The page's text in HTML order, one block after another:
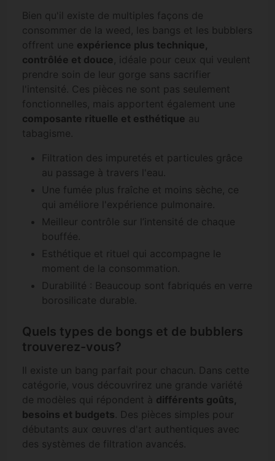
Bien qu'il existe de multiples façons de
consommer de la weed, les bangs et les bubblers
offrent une expérience plus technique,
contrôlée et douce , idéale pour ceux qui veulent
prendre soin de leur gorge sans sacrifier
l'intensité. Ces pièces ne sont pas seulement
fonctionnelles, mais apportent également une
composante rituelle et esthétique au
tabagisme.
Filtration des impuretés et particules grâce
au passage à travers l'eau.
Une fumée plus fraîche et moins sèche, ce
qui améliore l'expérience pulmonaire.
Meilleur contrôle sur l’intensité de chaque
bouffée.
Esthétique et rituel qui accompagne le
moment de la consommation.
Durabilité : Beaucoup sont fabriqués en verre
borosilicate durable.
Quels types de bongs et de bubblers
trouverez-vous?
Il existe un bang parfait pour chacun. Dans cette
catégorie, vous découvrirez une grande variété
de modèles qui répondent à différents goûts,
besoins et budgets . Des pièces simples pour
débutants aux œuvres d'art authentiques avec
des systèmes de filtration avancés.